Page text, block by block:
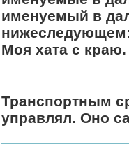
именуемый в
Моя хата с
Транспортным
управлял. Оно